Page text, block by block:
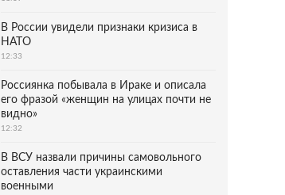
В России увидели признаки кризиса в
НАТО
12:33
Россиянка побывала в Ираке и описала
его фразой «женщин на улицах почти не
видно»
12:32
В ВСУ назвали причины самовольного
оставления части украинскими
военными